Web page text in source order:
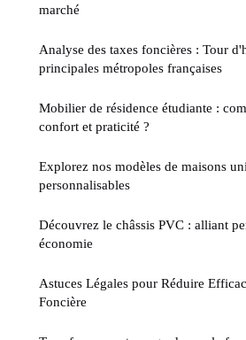
marché
Analyse des taxes foncières : Tour
principales métropoles françaises
Mobilier de résidence étudiante :
confort et praticité ?
Explorez nos modèles de maisons
personnalisables
Découvrez le châssis PVC : alliant
économie
Astuces Légales pour Réduire
Foncière